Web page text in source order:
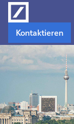
Kontaktieren